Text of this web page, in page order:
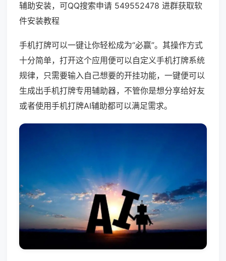
辅助安装，可QQ搜索申请 549552478 进群获取软
件安装教程
手机打牌可以一键让你轻松成为“必赢”。其操作方式
十分简单，打开这个应用便可以自定义手机打牌系统
规律，只需要输入自己想要的开挂功能，一键便可以
生成出手机打牌专用辅助器，不管你是想分享给好友
或者使用手机打牌AI辅助都可以满足需求。